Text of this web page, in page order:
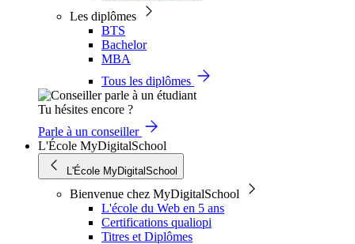
Les diplômes
BTS
Bachelor
MBA
Tous les diplômes
Tu hésites encore ?
Parle à un conseiller
L'École MyDigitalSchool
L'École MyDigitalSchool
Bienvenue chez MyDigitalSchool
L'école du Web en 5 ans
Certifications qualiopi
Titres et Diplômes